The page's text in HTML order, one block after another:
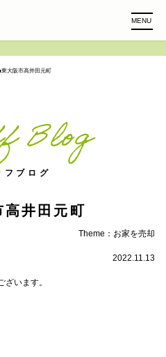
MENU
大阪市高井田元町
Blog
フブログ
井田元町
Theme： お家を売却
2022.11.13
います。